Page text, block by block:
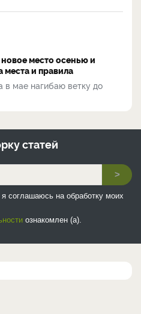
место осенью и
места и правила
в мае нагибаю ветку до
статей
>
соглашаюсь на обработку моих
ознакомлен (а).